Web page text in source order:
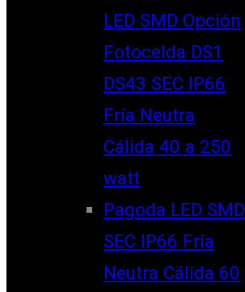
LED SMD Opción
Fotocelda DS1
DS43 SEC IP66
Fría Neutra
Cálida 40 a 250
watt
Pagoda LED SMD
SEC IP66 Fría
Neutra Cálida 60